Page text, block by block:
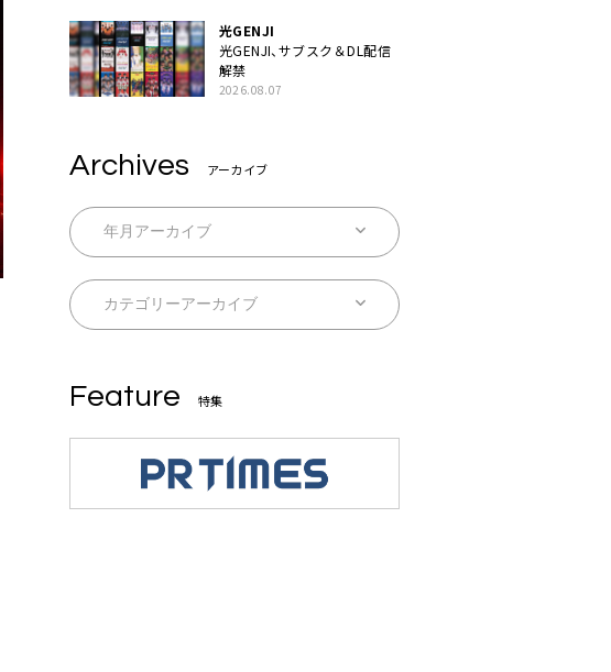
光GENJI
光GENJI、サブスク＆DL配信
解禁
2026.08.07
Archives アーカイブ
Feature 特集